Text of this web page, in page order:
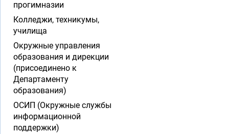
прогимназии
Колледжи, техникумы,
училища
Окружные управления
образования и дирекции
(присоединено к
Департаменту
образования)
ОСИП (Окружные службы
информационной
поддержки)